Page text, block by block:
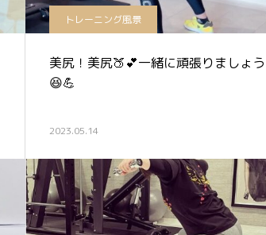
トレーニング風景
美尻！美尻🍑💕一緒に頑張りましょう
😆💪
2023.05.14